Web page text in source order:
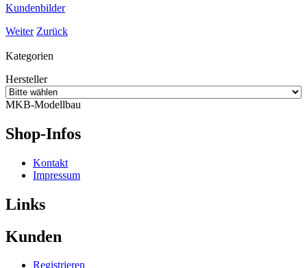
Kundenbilder
Weiter Zurück
Kategorien
Hersteller
MKB-Modellbau
Shop-Infos
Kontakt
Impressum
Links
Kunden
Registrieren